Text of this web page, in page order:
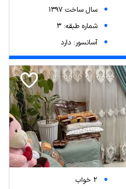
سال ساخت 1397
شماره طبقه: 3
آسانسور: دارد
2 خواب